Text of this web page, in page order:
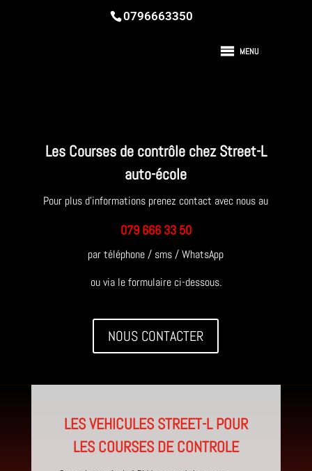
0796663350
MENU
Les Courses de contrôle chez Street-L
auto-école
Pour plus d’informations prenez contact avec nous au
079 666 33 50
par téléphone / sms / WhatsApp
ou via le formulaire ci-dessous.
NOUS CONTACTER
LES VEHICULES STREET-L POUR
LES COURSES DE CONTROLE